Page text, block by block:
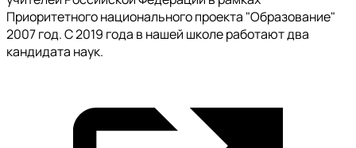
Приоритетного национального проекта "Образование"
2007 год. С 2019 года в нашей школе работают два
кандидата наук.